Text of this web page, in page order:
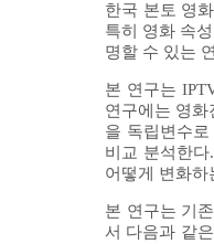
한국 본토 영
특히 영화 속
명할 수 있는
본 연구는
연구에는 영
을 독립변수
비교 분석한
어떻게 변화하
본 연구는 기
서 다음과 같